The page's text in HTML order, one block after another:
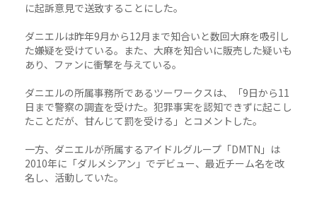
に起訴意見で送致することにした。
ダニエルは昨年9月から12月まで知合いと数回大麻を吸引し
た嫌疑を受けている。また、大麻を知合いに販売した疑いも
あり、ファンに衝撃を与えている。
ダニエルの所属事務所であるツーワークスは、「9日から11
日まで警察の調査を受けた。犯罪事実を認知できずに起こし
たことだが、甘んじて罰を受ける」とコメントした。
一方、ダニエルが所属するアイドルグループ「DMTN」は
2010年に「ダルメシアン」でデビュー、最近チーム名を改
名し、活動していた。